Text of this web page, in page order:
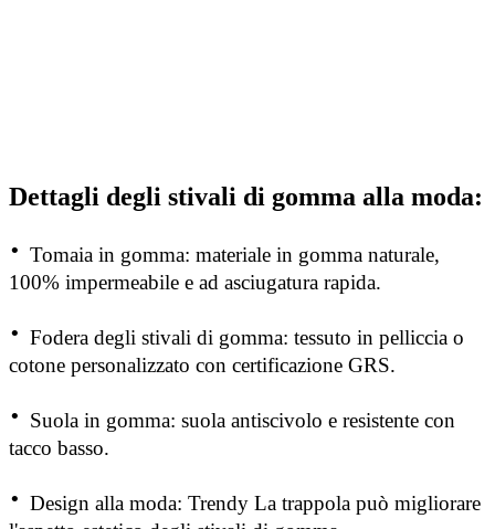
Dettagli degli stivali di gomma alla moda:
· Tomaia in gomma: materiale in gomma naturale,
100% impermeabile e ad asciugatura rapida.
· Fodera degli stivali di gomma: tessuto in pelliccia o
cotone personalizzato con certificazione GRS.
· Suola in gomma: suola antiscivolo e resistente con
tacco basso.
· Design alla moda: Trendy La trappola può migliorare